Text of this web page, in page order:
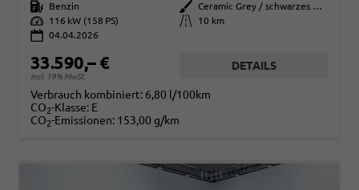
Kraftstoff
Benzin Außenfarbe
Ceramic Grey / schwarzes Dach
Leistung
116 kW (158 PS) Kilometerstand
10 km
04.04.2026
33.590,– €
incl. 19% MwSt.
DETAILS
Verbrauch kombiniert: 6,80 l/100km
CO2-Klasse: E
CO2-Emissionen: 153,00 g/km